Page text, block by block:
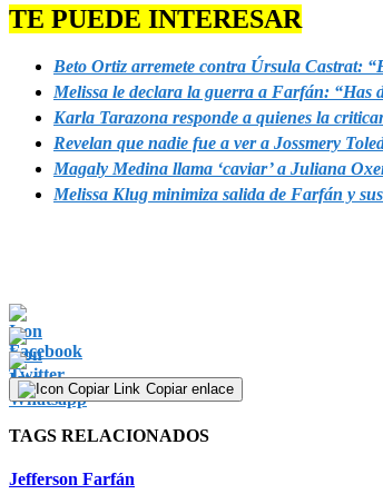
TE PUEDE INTERESAR
Beto Ortiz arremete contra Úrsula Castrat:
Melissa le declara la guerra a Farfán: “Has
Karla Tarazona responde a quienes la
Revelan que nadie fue a ver a Jossmery
Magaly Medina llama ‘caviar’ a Juliana
Melissa Klug minimiza salida de Farfán y
Copiar enlace
TAGS RELACIONADOS
Jefferson Farfán